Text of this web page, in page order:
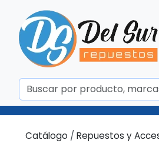
Catálogo / Repuestos y